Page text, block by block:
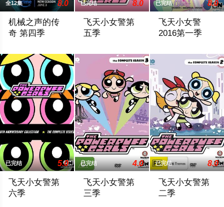
全12集 8.0
机械之声的传
奇 第四季
已完结 8.0
飞天小女警第
五季
已完结 8.0
飞天小女警
2016第一季
已完结 5.0
飞天小女警第
六季
已完结 4.0
飞天小女警第
三季
已完结 8.0
飞天小女警第
二季